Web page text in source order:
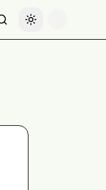
RechercheBasculer le thème